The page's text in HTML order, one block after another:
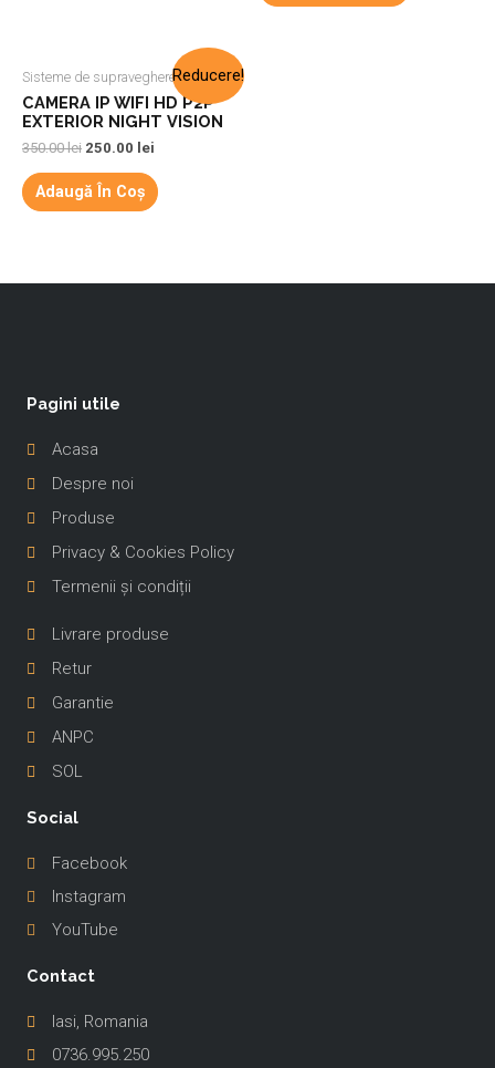
Reducere!
Sisteme de supraveghere video
CAMERA IP WIFI HD P2P
EXTERIOR NIGHT VISION
350.00lei 250.00 lei
Adaugă În Coș
Pagini utile
Acasa
Despre noi
Produse
Privacy & Cookies Policy
Termenii și condiții
-
Livrare produse
Retur
Garantie
ANPC
SOL
Social
Facebook
Instagram
YouTube
Contact
Iasi, Romania
0736.995.250